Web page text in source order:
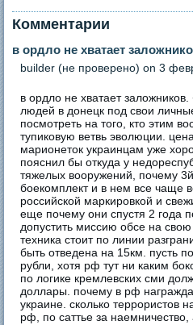
Комментарии
в ордло не хватает
builder (не проверено) on 3
в ордло не хватает заложников.
людей в донецк под свои
посмотреть на того, кто этим
тупиковую ветвь эволюции.
марионеток украинцам уже
пояснил бы откуда у
тяжелых вооружений, почему
боекомплект и в нем все чаще
российской маркировкой и
еще почему они спустя 2 года
допустить миссию обсе на
техника стоит по линии
быть отведена на 15км. пусть
рубли, хотя рф тут ни каким
по логике кремлевских сми
доллары. почему в рф
украине. сколько террористов
рф, по саттье за